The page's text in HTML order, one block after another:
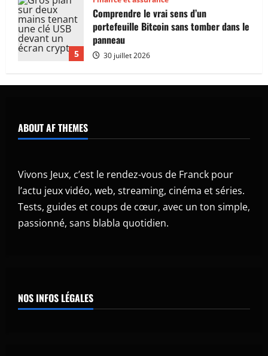
1
Web
Où trouver aujourd’hui la véritable
nouvelle adresse de Darkiworld ?
2
3
Pourquoi le changement de nom de
Vomzor rebat toutes les cartes ?
1 août 2026
Finance et assurance
ABOUT AF THEMES
Vivons Jeux, c’est le rendez-vous de Franck pour
l’actu jeux vidéo, web, streaming, cinéma et séries.
Tests, guides et coups de cœur, avec un ton simple,
passionné, sans blabla quotidien.
NOS INFOS LÉGALES